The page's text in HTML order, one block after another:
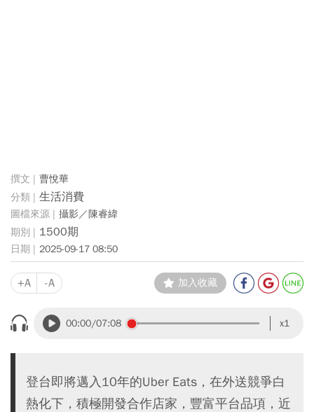
曹悅華
生活消費
攝影／陳睿緯
1500期
2025-09-17 08:50
+A -A 加入收藏
00:00/07:08 x1
登台即將邁入10年的Uber Eats，在外送競爭白
熱化下，積極開發合作店家，豐富平台品項，近